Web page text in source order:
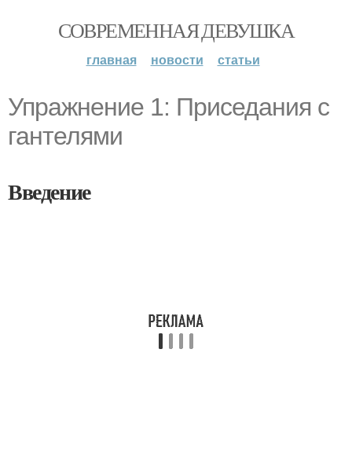
СОВРЕМЕННАЯ ДЕВУШКА
главная новости статьи
Упражнение 1: Приседания с
гантелями
Введение